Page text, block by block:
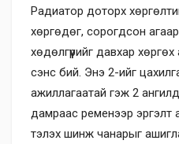
Радиатор доторх
хөргөдөг, сорогдсон
хөдөлгүүрийг давхар
сэнс бий. Энэ 2-ийг
ажиллагаатай гэж 2
дамраас ременээр эргэлт
тэлэх шинж чанарыг